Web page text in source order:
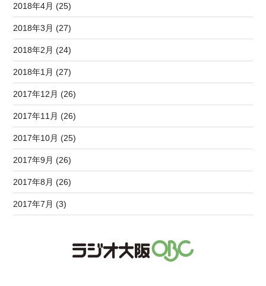
2018年4月 (25)
2018年3月 (27)
2018年2月 (24)
2018年1月 (27)
2017年12月 (26)
2017年11月 (26)
2017年10月 (25)
2017年9月 (26)
2017年8月 (26)
2017年7月 (3)